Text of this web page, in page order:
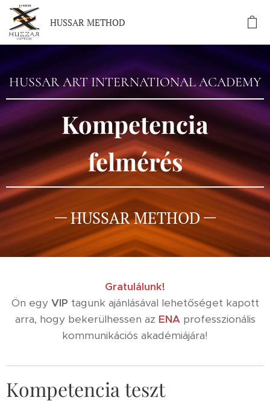
HUSSAR METHOD
HUSSAR ART INTERNATIONAL ACADEMY
Kompetencia
felmérés
HUSSAR METHOD
Gratulálunk!
Ön egy VIP tagunk ajánlásával lehetőséget kapott
arra, hogy bekerülhessen az ENAprofesszionális
kommunikációs akadémiájára!
Kompetencia teszt